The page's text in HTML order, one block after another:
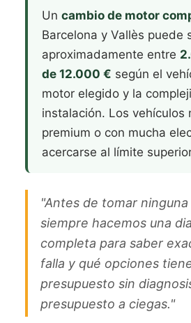
Un cambio de motor
Barcelona y Vallès puede
aproximadamente entre
de 12.000 € según el
motor elegido y la
instalación. Los vehículos
premium o con mucha
acercarse al límite
"Antes de tomar ninguna
siempre hacemos una
completa para saber
falla y qué opciones
presupuesto sin
presupuesto a ciegas."